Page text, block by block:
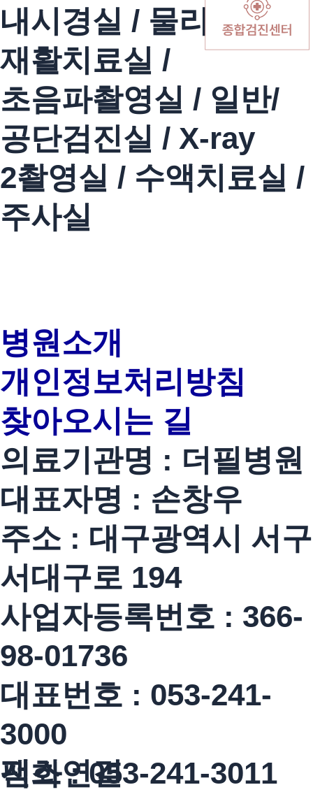
내시경실 / 물리,
재활치료실 /
초음파촬영실 / 일반/
공단검진실 / X-ray
2촬영실 / 수액치료실 /
주사실
전화연결
병원소개
개인정보처리방침
찾아오시는 길
의료기관명 : 더필병원
대표자명 : 손창우
주소 : 대구광역시 서구
서대구로 194
사업자등록번호 : 366-
98-01736
대표번호 : 053-241-
3000
팩스 : 053-241-3011